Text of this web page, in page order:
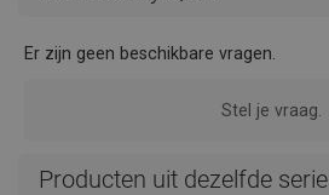
Er zijn geen beschikbare vragen.
Stel je vraag.
Producten uit dezelfde serie